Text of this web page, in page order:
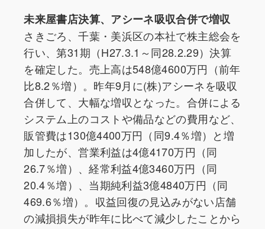
未来屋書店決算、アシーネ吸収合併で増収
さきごろ、千葉・美浜区の本社で株主総会を
行い、第31期（H27.3.1～同28.2.29）決算
を確定した。売上高は548億4600万円（前年
比8.2％増）。昨年9月に(株)アシーネを吸収
合併して、大幅な増収となった。合併による
システム上のコストや備品などの費用など、
販管費は130億4400万円（同9.4％増）と増
加したが、営業利益は4億4170万円（同
26.7％増）、経常利益4億3460万円（同
20.4％増）、当期純利益3億4840万円（同
469.6％増）。収益回復の見込みがない店舗
の減損損失が昨年に比べて減少したことから